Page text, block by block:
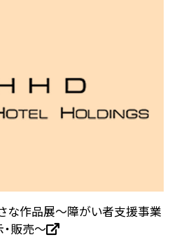
さな作品展～障がい者支援事業
販売～